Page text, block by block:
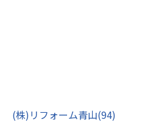
(株)リフォーム青山(94)